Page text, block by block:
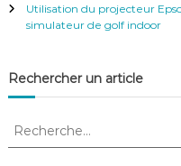
n
d
e
l
Utilisation du projecteur
simulateur de golf indoor
Rechercher un article
R